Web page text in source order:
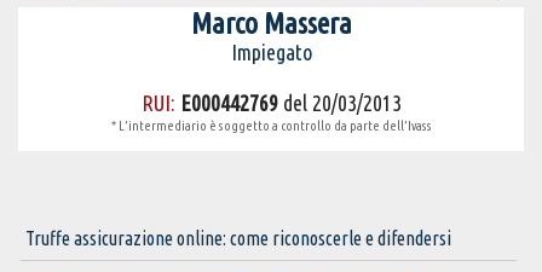
Marco Massera
Impiegato
RUI: E000442769del 20/03/2013
* L’intermediario è soggetto a controllo da parte dell’Ivass
Truffe assicurazione online: come riconoscerle e difendersi